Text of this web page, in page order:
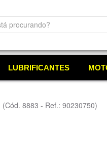
LUBRIFICANTES
(Cód. 8883 - Ref.: 90230750)